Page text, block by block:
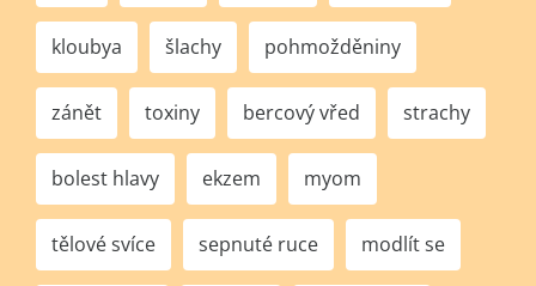
kloubya šlachy pohmožděniny
zánět toxiny bercový vřed strachy
bolest hlavy ekzem myom
tělové svíce sepnuté ruce modlít se